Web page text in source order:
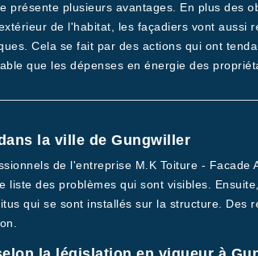
présente plusieurs avantages. En plus des
de l'habitat, les façadiers vont aussi
Cela se fait par des actions qui ont
que les dépenses en énergie des
la ville de Gungwiller
de l'entreprise M.K Toiture - Facade
des problèmes qui sont visibles.
qui se sont installés sur la structure. Des